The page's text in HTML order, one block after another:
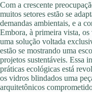
Com a crescente
muitos setores estão se
demandas ambientais, e a
Embora, à primeira vista,
uma solução voltada
estão se mostrando uma
projetos sustentáveis. Essa
práticas ecológicas está
os vidros blindados uma
arquitetônicos